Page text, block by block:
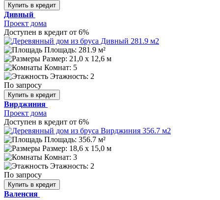
Купить в кредит
Дивный
Проект дома
Доступен в кредит от 6%
Площадь: 281.9 м²
Размер: 21,0 х 12,6 м
Комнат: 5
Этажность: 2
По запросу
Купить в кредит
Вирджиния
Проект дома
Доступен в кредит от 6%
Площадь: 356.7 м²
Размер: 18,6 х 15,0 м
Комнат: 3
Этажность: 2
По запросу
Купить в кредит
Валенсия